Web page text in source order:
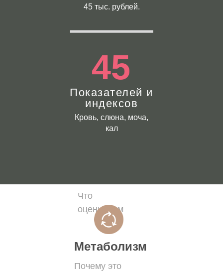
45 тыс. рублей.
Кровь, слюна, моча,
кал
Показателей и
индексов
45
Что
оцениваем
Почему это
Метаболизм